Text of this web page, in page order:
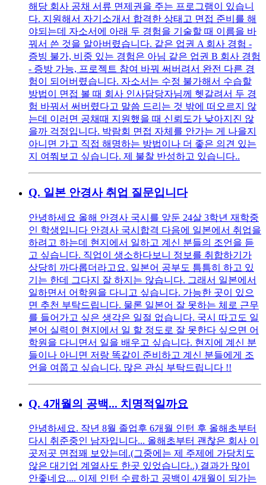
해당 회사 공채 서류 면제권을 주는 프로그램이 있습니
다. 지원해서 자기소개서 합격한 상태고 면접 준비를 해
야되는데 자소서에 아래 두 경험을 기술할 때 이름을 바
꿔서 쓴 것을 알아버렸습니다. 같은 업권 A 회사 경험 -
증빙 불가, 비중 있는 경험은 아님 같은 업권 B 회사 경험
- 증방 가능, 프로젝트 참여 바꿔 써버려서 완전 다른 경
험이 되어버렸습니다. 자소서는 수정 불가해서 수습할
방법이 면접 볼 때 회사 인사담당자님께 헷갈려서 두 경
험 바꿔서 써버렸다고 말씀 드리는 것 밖에 떠오르지 않
는데 이러면 공채때 지원했을 때 신뢰도가 낮아지진 않
을까 걱정입니다. 박람회 면접 자체를 안가는 게 나을지
아니면 가고 직접 해명하는 방법이나 더 좋은 의견 있는
지 여쭤보고 싶습니다. 제 불찰 반성하고 있습니다..
Q. 일본 안경사 취업 질문입니다
안녕하세요 올해 안경사 국시를 앞둔 24살 3학년 재학중
인 학생입니다 안경사 국시합격 다음에 일본에서 취업을
하려고 하는데 현지에서 일하고 계신 분들의 조언을 듣
고 싶습니다. 직업이 생소하다보니 정보를 취합하기가
상당히 까다롭더라고요. 일본어 공부도 틈틈히 하고 있
기는 한데 그다지 잘 하지는 않습니다. 그래서 일본에서
일하면서 어학원을 다니고 싶습니다. 가능한 곳이 있으
면 추천 부탁드립니다. 물론 일본어 잘 못하는 체로 근무
를 들어가고 싶은 생각은 일절 없습니다. 국시 따고도 일
본어 실력이 현지에서 일 할 정도로 잘 못한다 싶으면 어
학원을 다니면서 일을 배우고 싶습니다. 현지에 계신 분
들이나 아니면 저랑 똑같이 준비하고 계신 분들에게 조
언을 여쭙고 싶습니다. 많은 관심 부탁드립니다 !!
Q. 4개월의 공백... 치명적일까요
안녕하세요. 작년 8월 졸업후 6개월 인턴 후 올해초부터
다시 취준중인 남자입니다... 올해초부터 괜찮은 회사 이
곳저곳 면접꽤 보았는데.(그중에는 제 주제에 가당치도
않은 대기업 계열사도 한곳 있었습니다..) 결과가 많이
안좋네요.... 이제 인턴 수료하고 공백이 4개월이 되가는